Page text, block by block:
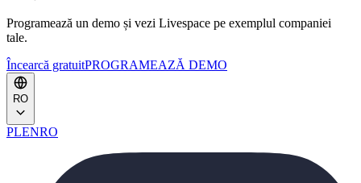
Programează un demo și vezi Livespace pe exemplul companiei
tale.
Încearcă gratuitPROGRAMEAZĂ DEMO
RO
PLENRO